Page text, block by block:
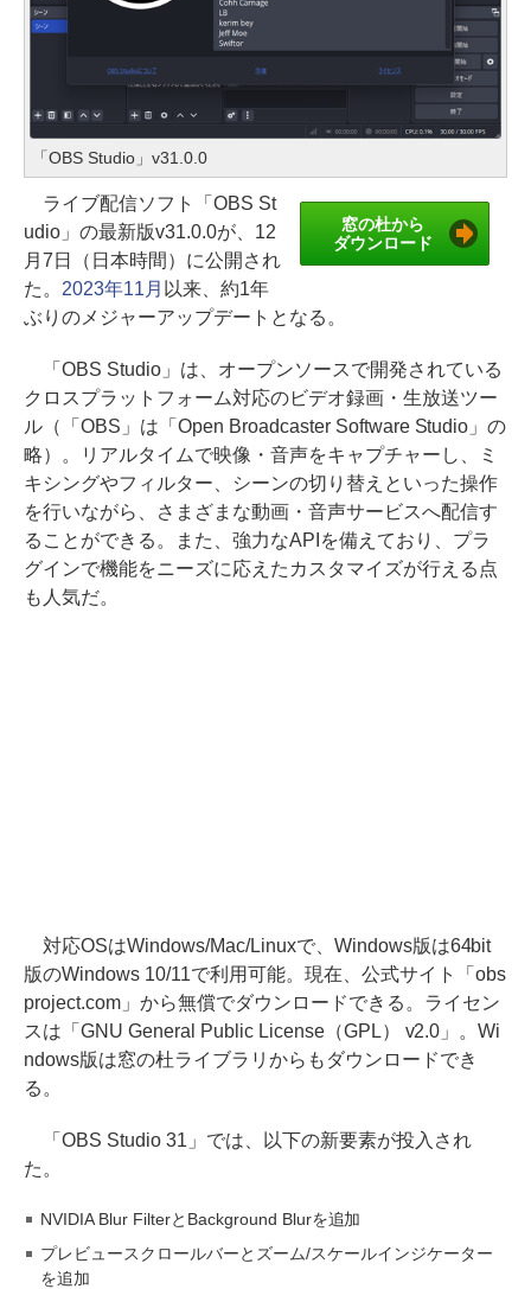
「OBS Studio」v31.0.0
窓の杜から
ダウンロード
ライブ配信ソフト「OBS St
udio」の最新版v31.0.0が、12
月7日（日本時間）に公開され
た。 2023年11月 以来、約1年
ぶりのメジャーアップデートとなる。
「OBS Studio」は、オープンソースで開発されている
クロスプラットフォーム対応のビデオ録画・生放送ツー
ル（「OBS」は「Open Broadcaster Software Studio」の
略）。リアルタイムで映像・音声をキャプチャーし、ミ
キシングやフィルター、シーンの切り替えといった操作
を行いながら、さまざまな動画・音声サービスへ配信す
ることができる。また、強力なAPIを備えており、プラ
グインで機能をニーズに応えたカスタマイズが行える点
も人気だ。
対応OSはWindows/Mac/Linuxで、Windows版は64bit
版のWindows 10/11で利用可能。現在、公式サイト「obs
project.com」から無償でダウンロードできる。ライセン
スは「GNU General Public License（GPL） v2.0」。Wi
ndows版は窓の杜ライブラリからもダウンロードでき
る。
「OBS Studio 31」では、以下の新要素が投入され
た。
NVIDIA Blur FilterとBackground Blurを追加
プレビュースクロールバーとズーム/スケールインジケーター
を追加